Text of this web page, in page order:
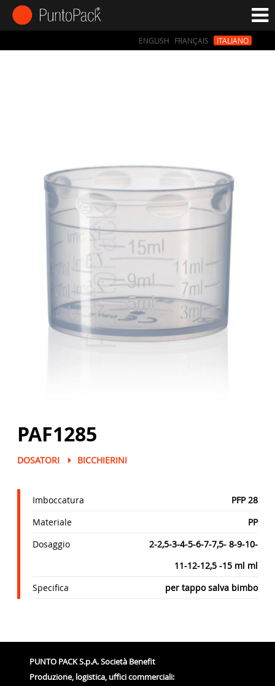
ENGLISH FRANÇAIS ITALIANO
PAF1285
DOSATORI BICCHIERINI
Imboccatura
PFP 28
Materiale
PP
Dosaggio
2-2,5-3-4-5-6-7-7,5- 8-9-10-
11-12-12,5 -15 ml ml
Specifica
per tappo salva bimbo
PUNTO PACK S.p.A. Società Benefit
Produzione, logistica, uffici commerciali: